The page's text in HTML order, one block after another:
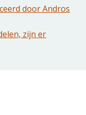
door Andros
zijn er